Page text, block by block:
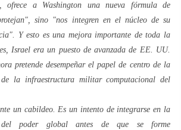
a Washington una nueva fórmula de
sino "nos integren en el núcleo de su
Y esto es una mejora importante de toda la
Israel era un puesto de avanzada de EE. UU.
pretende desempeñar el papel de centro de la
la infraestructura militar computacional del
un cabildeo. Es un intento de integrarse en la
del poder global antes de que se forme